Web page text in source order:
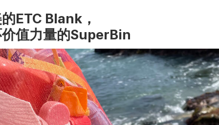
ETC Blank，
值力量的SuperBin